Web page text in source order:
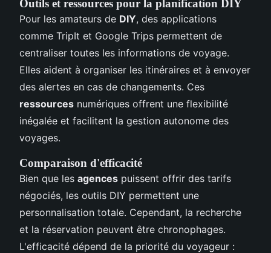
Outils et ressources pour la planification DIY
Pour les amateurs de DIY, des applications
comme TripIt et Google Trips permettent de
centraliser toutes les informations de voyage.
Elles aident à organiser les itinéraires et à envoyer
des alertes en cas de changements. Ces
ressources numériques offrent une flexibilité
inégalée et facilitent la gestion autonome des
voyages.
Comparaison d'efficacité
Bien que les agences puissent offrir des tarifs
négociés, les outils DIY permettent une
personnalisation totale. Cependant, la recherche
et la réservation peuvent être chronophages.
L'efficacité dépend de la priorité du voyageur :